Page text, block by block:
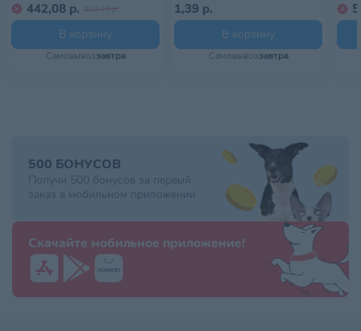
442,08 р. 520,10 р.
В корзину
Самовывоззавтра
1,39 р.
В корзину
Самовывоззавтра
500 БОНУСОВ
Получи 500 бонусов за первый
заказ в мобильном приложении
Скачайте мобильное приложение!